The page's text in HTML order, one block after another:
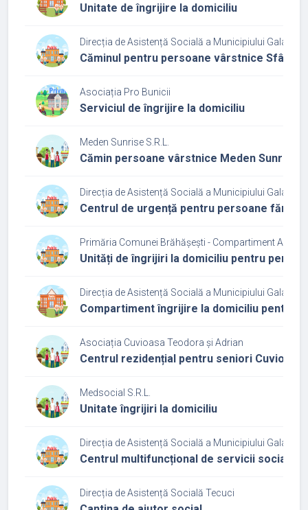
Unitate de îngrijire la domiciliu
Direcția de Asistență Socială a Municipiului Galați
Căminul pentru persoane vârstnice Sfântul
Asociația Pro Bunicii
Serviciul de îngrijire la domiciliu
Meden Sunrise S.R.L.
Cămin persoane vârstnice Meden Sunrise
Direcția de Asistență Socială a Municipiului Galați
Centrul de urgență pentru persoane fără
Primăria Comunei Brăhășești - Compartiment
Unități de îngrijiri la domiciliu pentru
Direcția de Asistență Socială a Municipiului Galați
Compartiment îngrijire la domiciliu pentru
Asociația Cuvioasa Teodora și Adrian
Centrul rezidențial pentru seniori Cuvioasa
Medsocial S.R.L.
Unitate îngrijiri la domiciliu
Direcția de Asistență Socială a Municipiului Galați
Centrul multifuncțional de servicii sociale
Direcția de Asistență Socială Tecuci